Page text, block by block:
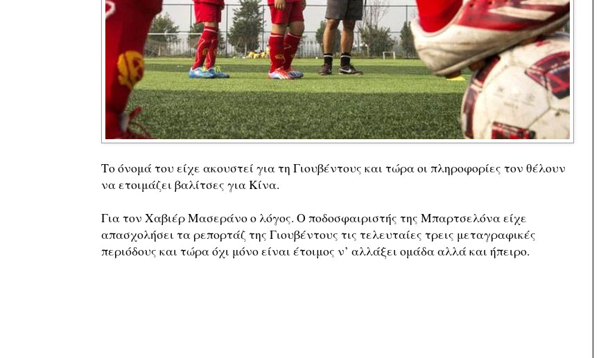
Το όνομά του είχε ακουστεί για τη Γιουβέντους και τώρα οι πληροφορίες τον θέλουν
να ετοιμάζει βαλίτσες για Κίνα.
Για τον Χαβιέρ Μασεράνο ο λόγος. Ο ποδοσφαιριστής της Μπαρτσελόνα είχε
απασχολήσει τα ρεπορτάζ της Γιουβέντους τις τελευταίες τρεις μεταγραφικές
περιόδους και τώρα όχι μόνο είναι έτοιμος ν’ αλλάξει ομάδα αλλά και ήπειρο.